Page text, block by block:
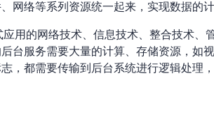
网络等系列资源统一起来，实现数据的
用的网络技术、信息技术、整合技术、
台服务需要大量的计算、存储资源，
，都需要传输到后台系统进行逻辑处